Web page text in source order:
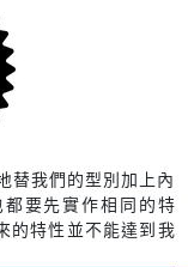
替我們的型別加上內
要先實作相同的特
的特性並不能達到我